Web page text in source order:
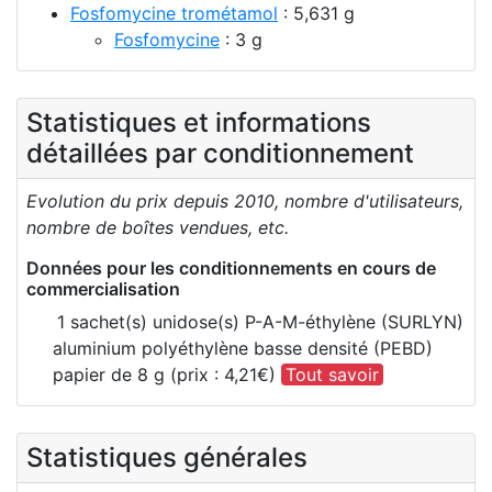
Fosfomycine trométamol : 5,631 g
Fosfomycine : 3 g
Statistiques et informations
détaillées par conditionnement
Evolution du prix depuis 2010, nombre d'utilisateurs,
nombre de boîtes vendues, etc.
Données pour les conditionnements en cours de
commercialisation
1 sachet(s) unidose(s) P-A-M-éthylène (SURLYN)
aluminium polyéthylène basse densité (PEBD)
papier de 8 g (prix : 4,21€) Tout savoir
Statistiques générales